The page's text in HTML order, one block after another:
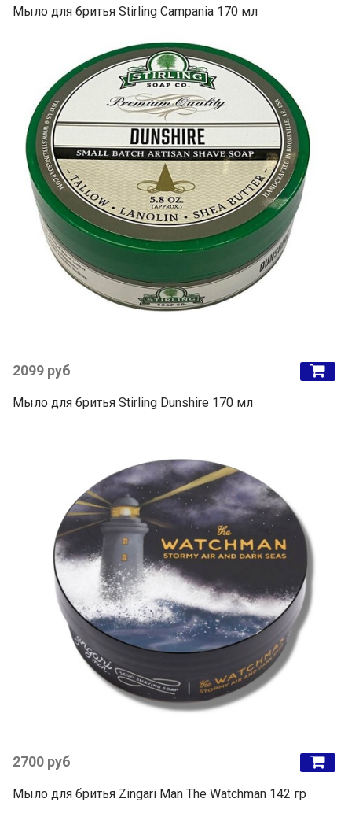
Мыло для бритья Stirling Campania 170 мл
2099 руб
Мыло для бритья Stirling Dunshire 170 мл
2700 руб
Мыло для бритья Zingari Man The Watchman 142 гр